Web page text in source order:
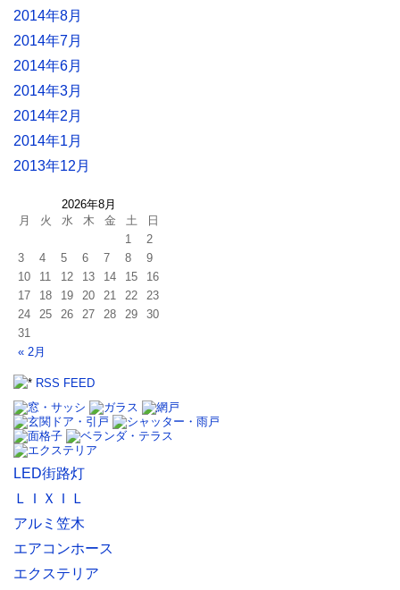
2014年8月
2014年7月
2014年6月
2014年3月
2014年2月
2014年1月
2013年12月
2026年8月
月
火 水 木 金 土 日
« 2月
1
2
3
4 5 6 7 8
9
10
11 12 13 14 15
16
17
18 19 20 21 22
23
24
25 26 27 28 29
30
31
RSS FEED
LED街路灯
ＬＩＸＩＬ
アルミ笠木
エアコンホース
エクステリア